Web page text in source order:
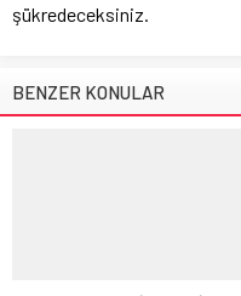
şükredeceksiniz.
BENZER KONULAR